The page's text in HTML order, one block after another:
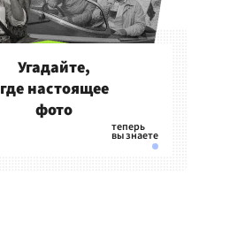
Угадайте,
где настоящее
фото